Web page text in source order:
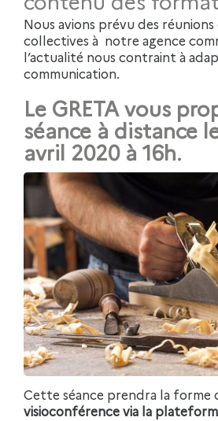
Nous avions prévu des
collectives à notre agence
l’actualité nous contraint à
communication.
Le GRETA vous
séance à distance
avril 2020 à 16h.
Cette séance prendra la forme
visioconférence via la